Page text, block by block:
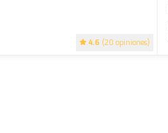
4.6 (20 opiniones)